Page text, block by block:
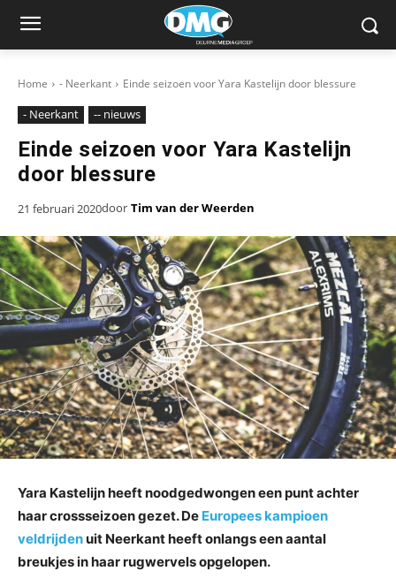
Home - Neerkant Einde seizoen voor Yara Kastelijn door blessure
- Neerkant -- nieuws
Einde seizoen voor Yara Kastelijn
door blessure
21 februari 2020door Tim van der Weerden
Yara Kastelijn heeft noodgedwongen een punt achter
haar crossseizoen gezet. De Europees kampioen
veldrijdenuit Neerkant heeft onlangs een aantal
breukjes in haar rugwervels opgelopen.